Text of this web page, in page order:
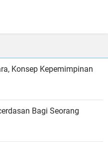
Konsep Kepemimpinan
Bagi Seorang